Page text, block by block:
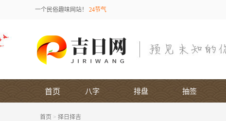
一个民俗趣味网站！ 24节气
首页 八字 排盘 抽签
首页 > 择日择吉